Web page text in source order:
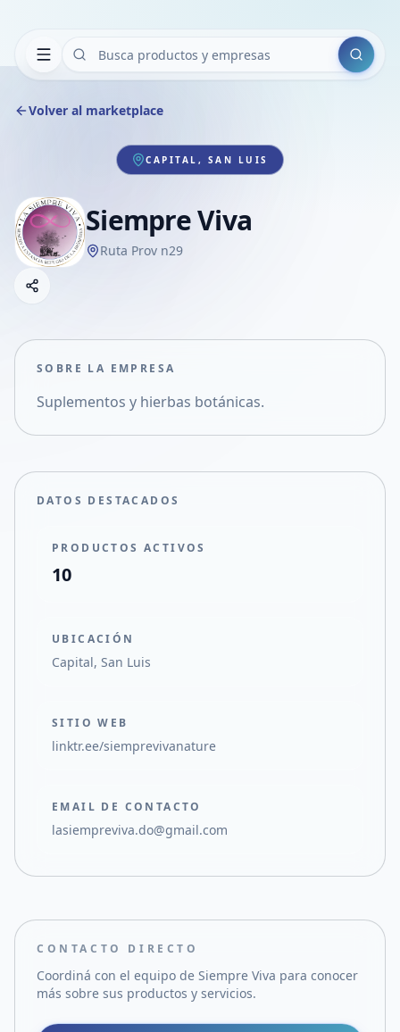
Buscar
Volver al marketplace
CAPITAL, SAN LUIS
Siempre Viva
Ruta Prov n29
Compartir empresa
Compartir en X
SOBRE LA EMPRESA
Suplementos y hierbas botánicas.
DATOS DESTACADOS
PRODUCTOS ACTIVOS
10
UBICACIÓN
Capital, San Luis
SITIO WEB
linktr.ee/siemprevivanature
EMAIL DE CONTACTO
lasiempreviva.do@gmail.com
CONTACTO DIRECTO
Coordiná con el equipo de Siempre Viva para conocer
más sobre sus productos y servicios.